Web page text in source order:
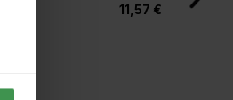
11,57 €